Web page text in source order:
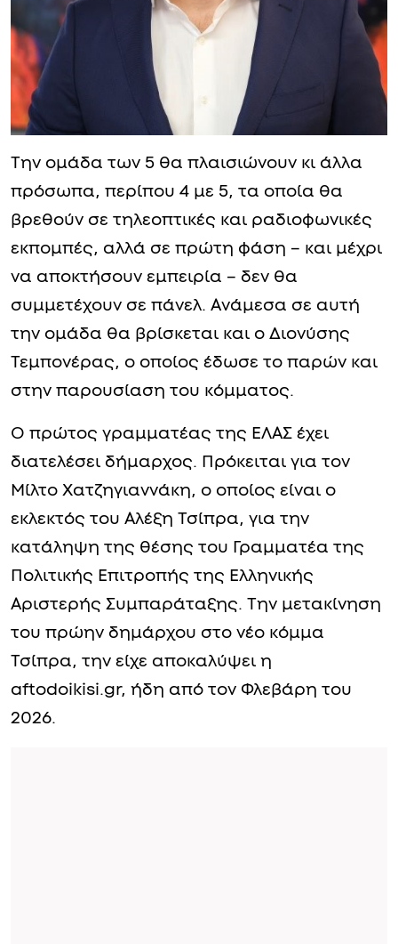
Την ομάδα των 5 θα πλαισιώνουν κι άλλα
πρόσωπα, περίπου 4 με 5, τα οποία θα
βρεθούν σε τηλεοπτικές και ραδιοφωνικές
εκπομπές, αλλά σε πρώτη φάση – και μέχρι
να αποκτήσουν εμπειρία – δεν θα
συμμετέχουν σε πάνελ. Ανάμεσα σε αυτή
την ομάδα θα βρίσκεται και ο Διονύσης
Τεμπονέρας, ο οποίος έδωσε το παρών και
στην παρουσίαση του κόμματος.
O πρώτος γραμματέας της ΕΛΑΣ έχει
διατελέσει δήμαρχος. Πρόκειται για τον
Μίλτο Χατζηγιαννάκη, ο οποίος είναι ο
εκλεκτός του Αλέξη Τσίπρα, για την
κατάληψη της θέσης του Γραμματέα της
Πολιτικής Επιτροπής της Ελληνικής
Αριστερής Συμπαράταξης. Την μετακίνηση
του πρώην δημάρχου στο νέο κόμμα
Τσίπρα, την είχε αποκαλύψει η
aftodoikisi.gr, ήδη από τον Φλεβάρη του
2026.